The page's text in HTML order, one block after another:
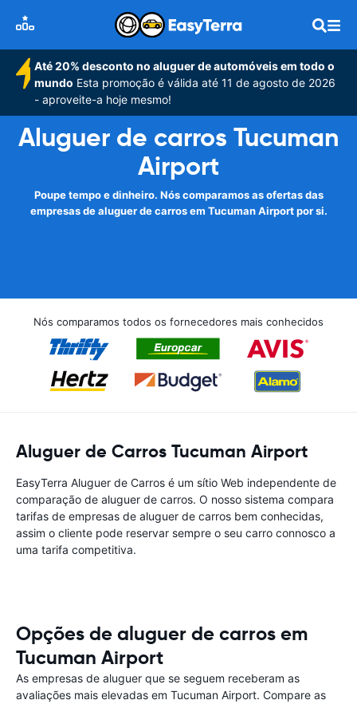
Até 20% desconto no aluguer de automóveis em todo o
mundo Esta promoção é válida até 11 de agosto de 2026
- aproveite-a hoje mesmo!
Aluguer de carros Tucuman
Airport
Poupe tempo e dinheiro. Nós comparamos as ofertas das
empresas de aluguer de carros em Tucuman Airport por si.
Nós comparamos todos os fornecedores mais conhecidos
Aluguer de Carros Tucuman Airport
EasyTerra Aluguer de Carros é um sítio Web independente de
comparação de aluguer de carros. O nosso sistema compara
tarifas de empresas de aluguer de carros bem conhecidas,
assim o cliente pode reservar sempre o seu carro connosco a
uma tarifa competitiva.
Opções de aluguer de carros em
Tucuman Airport
As empresas de aluguer que se seguem receberam as
avaliações mais elevadas em Tucuman Airport. Compare as